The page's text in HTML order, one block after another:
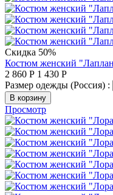
Скидка 50%
Костюм женский
2 860 Р 1 430 Р
Размер одежды (Россия) :
В корзину
Просмотр